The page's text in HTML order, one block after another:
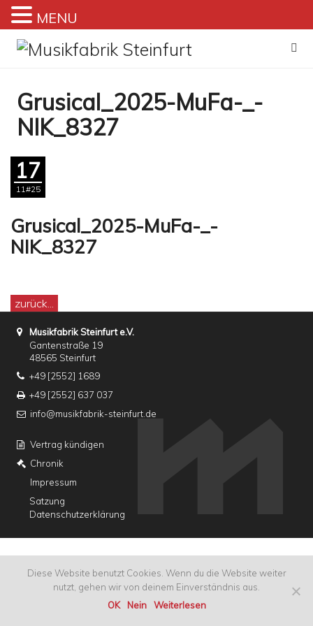
Zum
Inhalt
Grusical_2025-MuFa-_-
NIK_8327
17
11#25
Grusical_2025-MuFa-_-
NIK_8327
zurück...
Musikfabrik Steinfurt e.V.
Gantenstraße 19
48565 Steinfurt
+49 [2552] 1689
+49 [2552] 637 037
info@musikfabrik-steinfurt.de
Vertrag kündigen
Chronik
Impressum
Satzung
Datenschutzerklärung
MENU
Diese Website benutzt Cookies. Wenn du die Website weiter
nutzt, gehen wir von deinem Einverständnis aus.
OK
Nein Weiterlesen